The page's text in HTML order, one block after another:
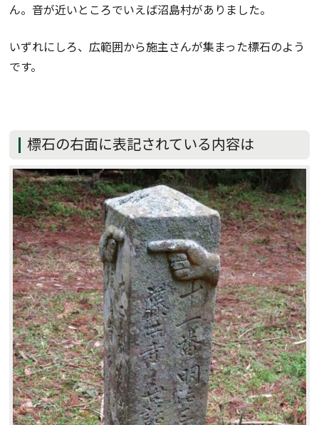
ん。音が近いところでいえば沼島村がありました。
いずれにしろ、広範囲から施主さんが集まった標石のよう
です。
標石の右面に表記されている内容は